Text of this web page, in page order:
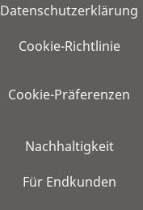
Datenschutzerklärung
Cookie-Richtlinie
Cookie-Präferenzen
Nachhaltigkeit
Für Endkunden